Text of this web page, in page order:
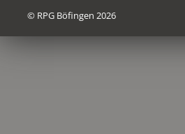
© RPG Böfingen 2026